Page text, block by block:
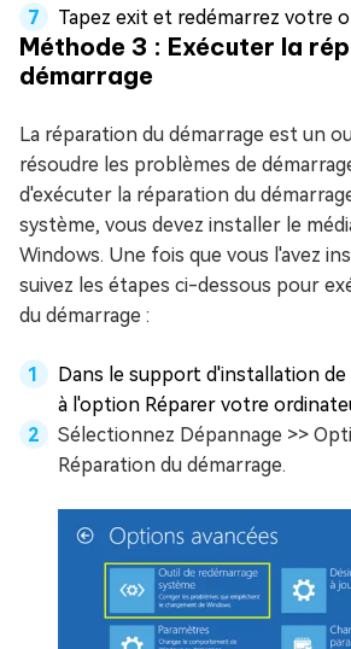
Tapez exit et redémarrez votre
Méthode 3 : Exécuter la
démarrage
La réparation du démarrage est un
résoudre les problèmes de
d'exécuter la réparation du
système, vous devez installer le
Windows. Une fois que vous l'avez
suivez les étapes ci-dessous pour
du démarrage :
Dans le support d'installation de
à l'option Réparer votre
Sélectionnez Dépannage >>
Réparation du démarrage.